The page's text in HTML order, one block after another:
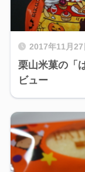
2017年11月27
栗山米菓の「
ビュー